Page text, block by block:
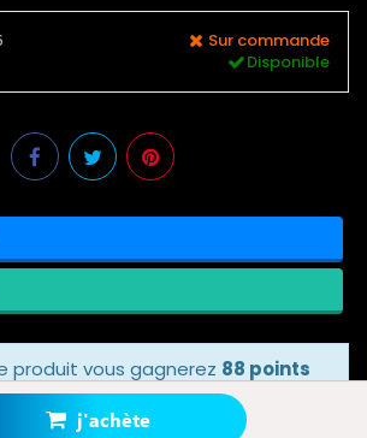
j'achète
Sur commande
Disponible
produit vous gagnerez 88 points
notre programme de fidélité.
88 points bonus